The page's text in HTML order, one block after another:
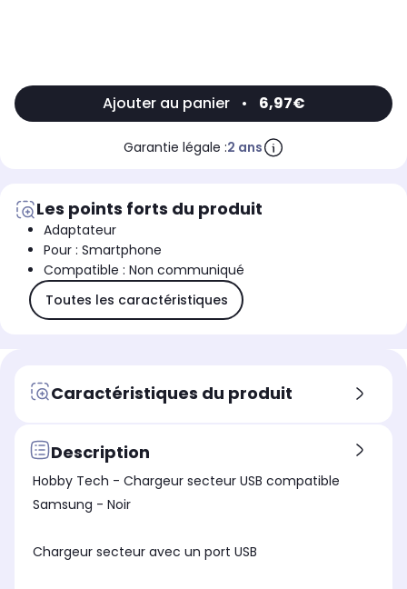
Ajouter au panier • 6,97€
Garantie légale :2 ans
Les points forts du produit
Adaptateur
Pour : Smartphone
Compatible : Non communiqué
Toutes les caractéristiques
Caractéristiques du produit
Description
Hobby Tech - Chargeur secteur USB compatible
Samsung - Noir
Chargeur secteur avec un port USB